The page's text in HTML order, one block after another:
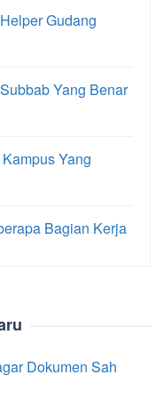
Gudang
Yang Benar
Yang
Bagian Kerja
Dokumen Sah